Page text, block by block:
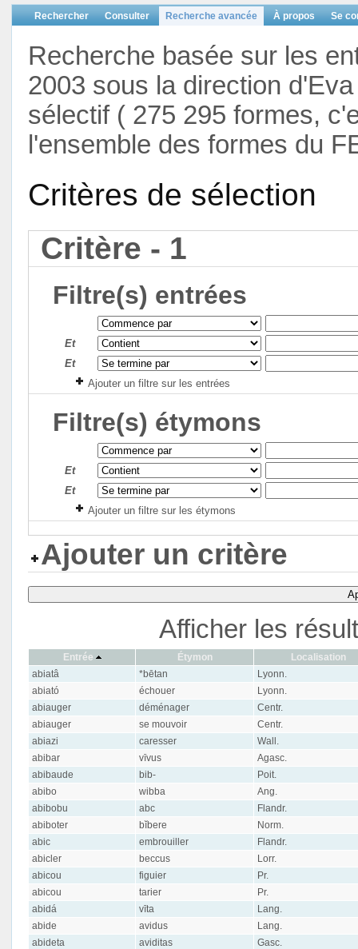
Rechercher Consulter Recherche avancée À propos Se
Recherche basée sur les
2003 sous la direction
sélectif ( 275 295 formes,
l'ensemble des formes du
Critères de sélection
Critère - 1
Filtre(s) entrées
Et
Et
Ajouter un filtre sur les entrées
Filtre(s) étymons
Et
Et
Ajouter un filtre sur les étymons
Ajouter un critère
Afficher les
Entrée Étymon
Localisation
abiatâ
*bētan
Lyonn.
abiató
échouer
Lyonn.
abiauger
déménager
Centr.
abiauger
se mouvoir
Centr.
abiazi
caresser
Wall.
abibar
vīvus
Agasc.
abibaude
bib-
Poit.
abibo
wibba
Ang.
abibobu
abc
Flandr.
abiboter
bĭbere
Norm.
abic
embrouiller
Flandr.
abicler
beccus
Lorr.
abicou
figuier
Pr.
abicou
tarier
Pr.
abidá
vīta
Lang.
abide
avidus
Lang.
abideta
aviditas
Gasc.